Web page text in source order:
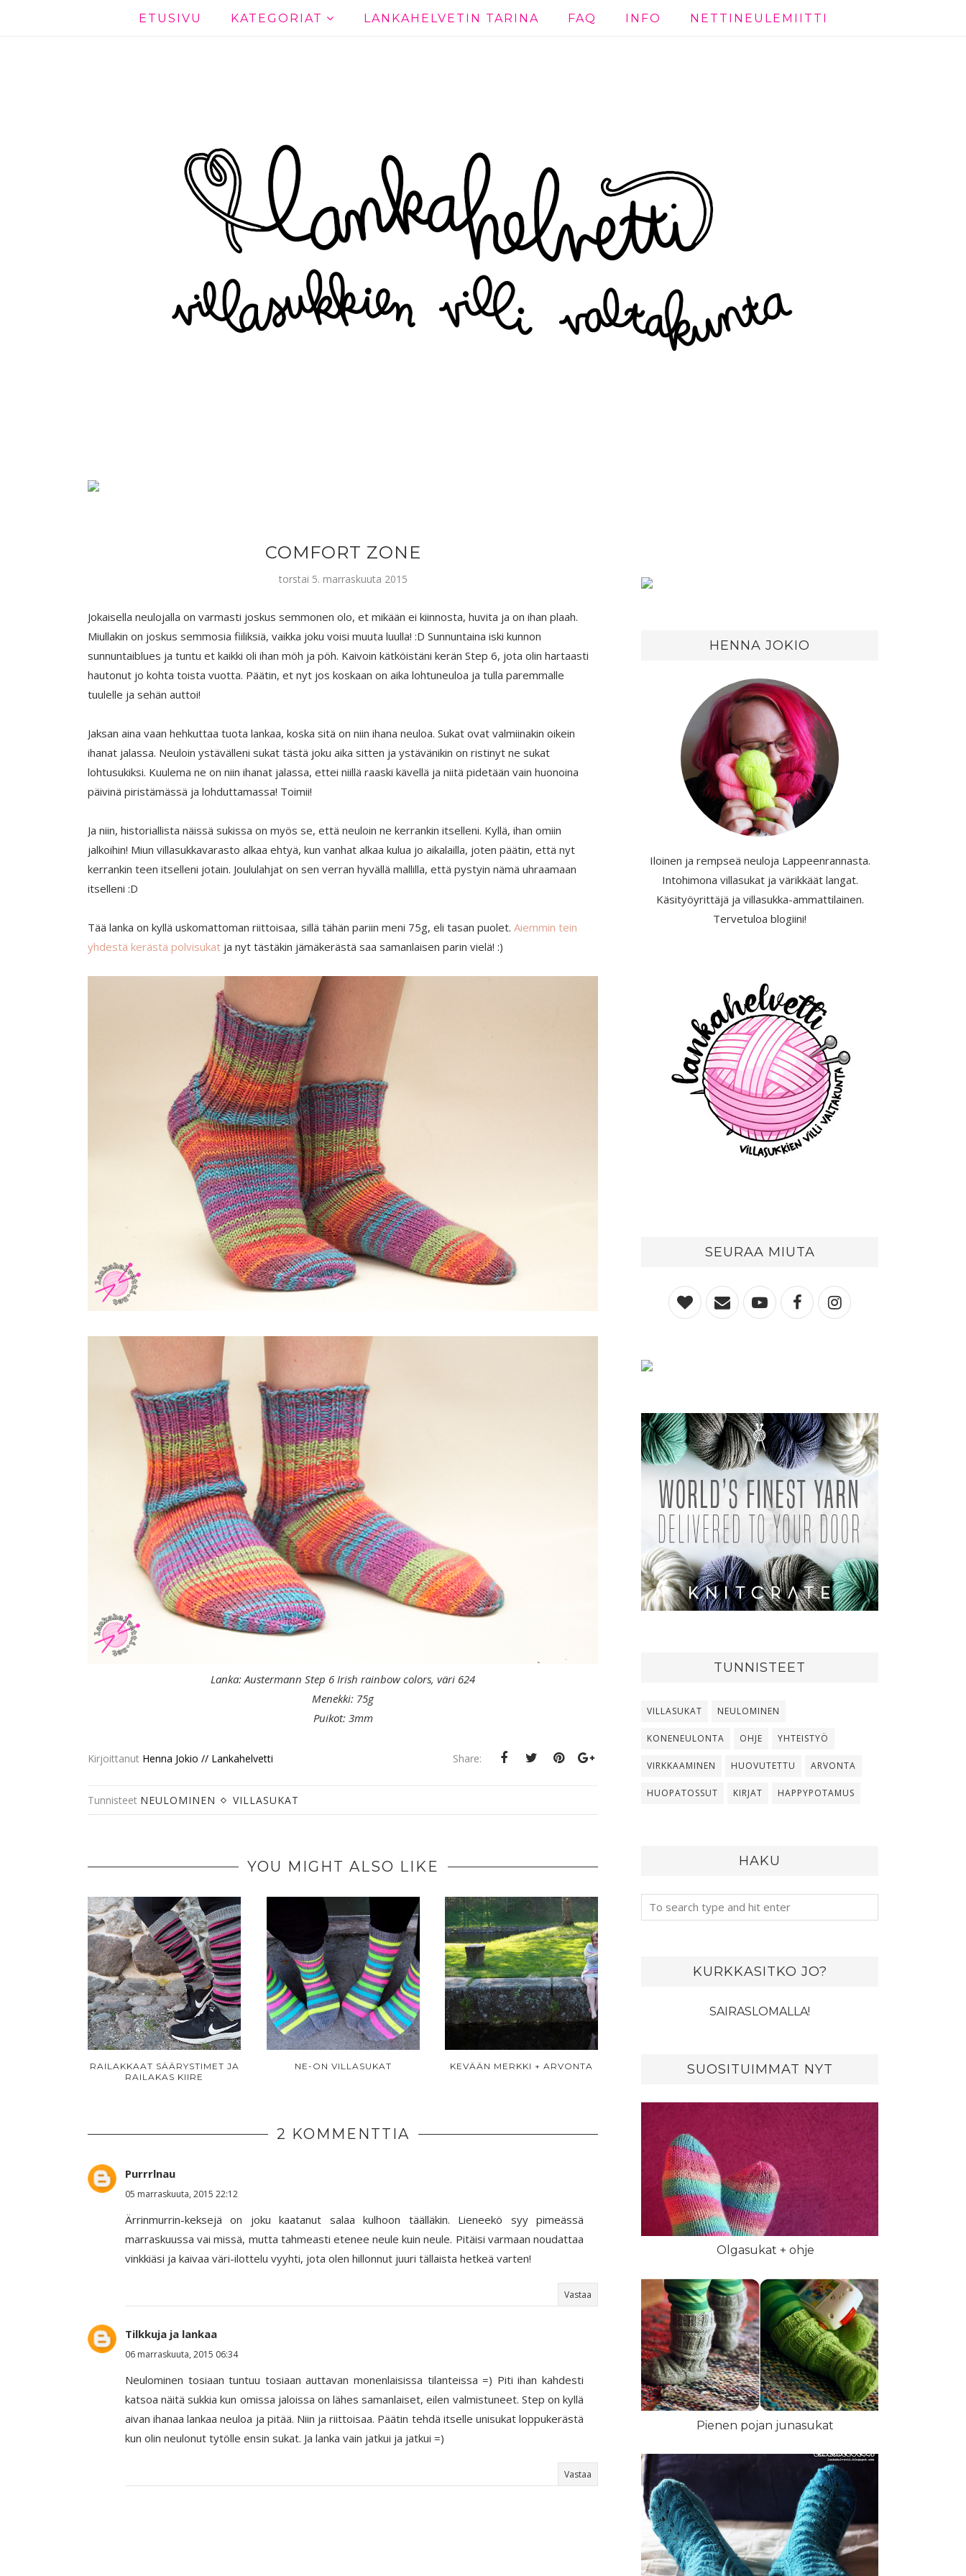
ETUSIVU KATEGORIAT LANKAHELVETIN TARINA FAQ INFO NETTINEULEMIITTI
COMFORT ZONE
torstai 5. marraskuuta 2015
Jokaisella neulojalla on varmasti joskus semmonen olo, et mikään ei kiinnosta, huvita ja on ihan plaah.
Miullakin on joskus semmosia fiiliksiä, vaikka joku voisi muuta luulla! :D Sunnuntaina iski kunnon
sunnuntaiblues ja tuntu et kaikki oli ihan möh ja pöh. Kaivoin kätköistäni kerän Step 6, jota olin hartaasti
hautonut jo kohta toista vuotta. Päätin, et nyt jos koskaan on aika lohtuneuloa ja tulla paremmalle
tuulelle ja sehän auttoi!
Jaksan aina vaan hehkuttaa tuota lankaa, koska sitä on niin ihana neuloa. Sukat ovat valmiinakin oikein
ihanat jalassa. Neuloin ystävälleni sukat tästä joku aika sitten ja ystävänikin on ristinyt ne sukat
lohtusukiksi. Kuulema ne on niin ihanat jalassa, ettei niillä raaski kävellä ja niitä pidetään vain huonoina
päivinä piristämässä ja lohduttamassa! Toimii!
Ja niin, historiallista näissä sukissa on myös se, että neuloin ne kerrankin itselleni. Kyllä, ihan omiin
jalkoihin! Miun villasukkavarasto alkaa ehtyä, kun vanhat alkaa kulua jo aikalailla, joten päätin, että nyt
kerrankin teen itselleni jotain. Joululahjat on sen verran hyvällä mallilla, että pystyin nämä uhraamaan
itselleni :D
Tää lanka on kyllä uskomattoman riittoisaa, sillä tähän pariin meni 75g, eli tasan puolet. Aiemmin tein
yhdestä kerästä polvisukat ja nyt tästäkin jämäkerästä saa samanlaisen parin vielä! :)
Lanka: Austermann Step 6 Irish rainbow colors, väri 624
Menekki: 75g
Puikot: 3mm
Kirjoittanut Henna Jokio // Lankahelvetti Share:
Tunnisteet NEULOMINEN VILLASUKAT
YOU MIGHT ALSO LIKE
RAILAKKAAT SÄÄRYSTIMET JA
RAILAKAS KIIRE
NE-ON VILLASUKAT KEVÄÄN MERKKI + ARVONTA
2 KOMMENTTIA
Purrrlnau
05 marraskuuta, 2015 22:12
Ärrinmurrin-keksejä on joku kaatanut salaa kulhoon täälläkin. Lieneekö syy pimeässä
marraskuussa vai missä, mutta tahmeasti etenee neule kuin neule. Pitäisi varmaan noudattaa
vinkkiäsi ja kaivaa väri-ilottelu vyyhti, jota olen hillonnut juuri tällaista hetkeä varten!
Vastaa
Tilkkuja ja lankaa
06 marraskuuta, 2015 06:34
Neulominen tosiaan tuntuu tosiaan auttavan monenlaisissa tilanteissa =) Piti ihan kahdesti
katsoa näitä sukkia kun omissa jaloissa on lähes samanlaiset, eilen valmistuneet. Step on kyllä
aivan ihanaa lankaa neuloa ja pitää. Niin ja riittoisaa. Päätin tehdä itselle unisukat loppukerästä
kun olin neulonut tytölle ensin sukat. Ja lanka vain jatkui ja jatkui =)
Vastaa
HENNA JOKIO
Iloinen ja rempseä neuloja Lappeenrannasta.
Intohimona villasukat ja värikkäät langat.
Käsityöyrittäjä ja villasukka-ammattilainen.
Tervetuloa blogiini!
SEURAA MIUTA
TUNNISTEET
VILLASUKAT NEULOMINEN
KONENEULONTA OHJE YHTEISTYÖ
VIRKKAAMINEN HUOVUTETTU ARVONTA
HUOPATOSSUT KIRJAT HAPPYPOTAMUS
HAKU
KURKKASITKO JO?
SAIRASLOMALLA!
SUOSITUIMMAT NYT
Olgasukat + ohje
Pienen pojan junasukat